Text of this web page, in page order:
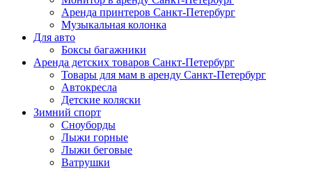
Аренда принтеров Санкт-Петербург
Музыкальная колонка
Для авто
Боксы багажники
Аренда детских товаров Санкт-Петербург
Товары для мам в аренду Санкт-Петербург
Автокресла
Детские коляски
Зимний спорт
Сноуборды
Лыжи горные
Лыжи беговые
Ватрушки